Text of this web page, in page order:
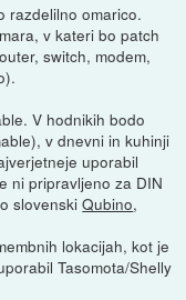
razdelilno omarico.
v kateri bo patch
switch, modem,
V hodnikih bodo
v dnevni in kuhinji
uporabil
ni pripravljeno za DIN
slovenskiQubino,
lokacijah, kot je
Tasomota/Shelly